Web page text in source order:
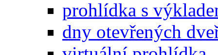
prohlídka s
dny otevřených